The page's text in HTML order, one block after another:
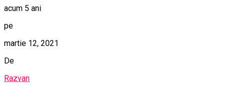
acum 5 ani
pe
martie 12, 2021
De
Razvan